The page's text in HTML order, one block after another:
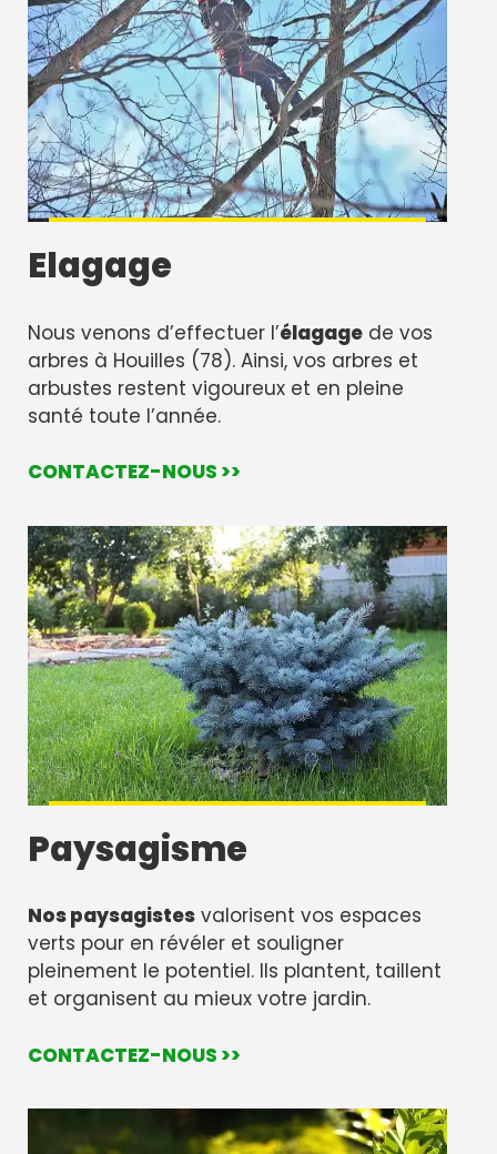
Elagage
Nous venons d’effectuer l’élagage de vos
arbres à Houilles (78). Ainsi, vos arbres et
arbustes restent vigoureux et en pleine
santé toute l’année.
CONTACTEZ-NOUS >>
Paysagisme
Nos paysagistes valorisent vos espaces
verts pour en révéler et souligner
pleinement le potentiel. Ils plantent, taillent
et organisent au mieux votre jardin.
CONTACTEZ-NOUS >>